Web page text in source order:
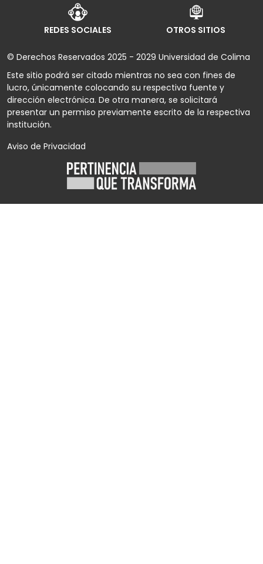
REDES SOCIALES OTROS SITIOS
© Derechos Reservados 2025 - 2029 Universidad de Colima
Este sitio podrá ser citado mientras no sea con fines de
lucro, únicamente colocando su respectiva fuente y
dirección electrónica. De otra manera, se solicitará
presentar un permiso previamente escrito de la respectiva
institución.
Aviso de Privacidad